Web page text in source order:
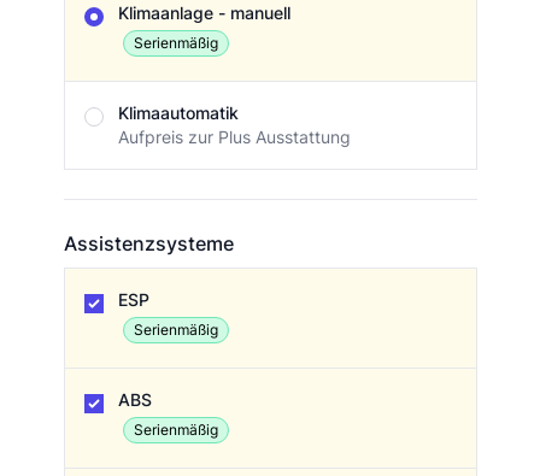
Klimaanlage - manuell
Serienmäßig
Klimaautomatik
Aufpreis zur Plus Ausstattung
Assistenzsysteme
ESP
Serienmäßig
ABS
Serienmäßig